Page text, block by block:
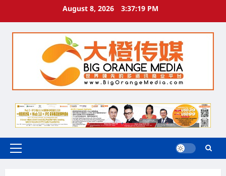
August 8, 2026 3:37:21 PM
Primary